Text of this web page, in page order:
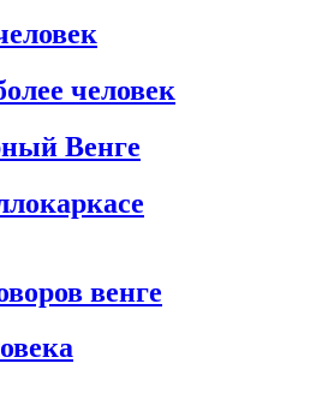
человек
Венге
венге